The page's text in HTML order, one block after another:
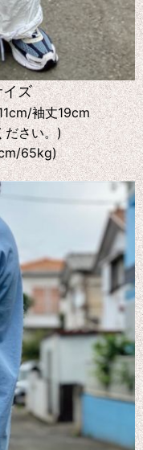
ズ
袖丈19cm
ださい。)
65kg)